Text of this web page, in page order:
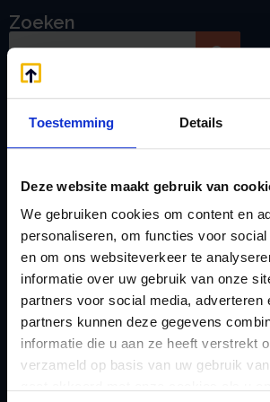
Toestemming Details
Deze website maakt gebruik van
We gebruiken cookies om content en
personaliseren, om functies voor
en om ons websiteverkeer te
informatie over uw gebruik van onze
partners voor social media, adverteren
partners kunnen deze gegevens
informatie die u aan ze heeft verstrekt
verzameld op basis van uw gebruik
Zoeken
Belastingdienst
doorgeven
rekeningnummer
Checklist IB 2023 (PDF)
Checklist IB 2023 (Word)
Checklist IB 2024 (PDF)
Lenen
M